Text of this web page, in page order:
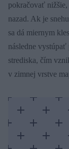
pokračovať nižšie,
nazad. Ak je
sa dá miernym
následne
strediska, čím
v zimnej vrstve